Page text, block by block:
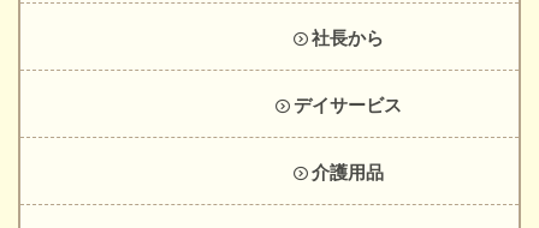
社長から
デイサービス
介護用品